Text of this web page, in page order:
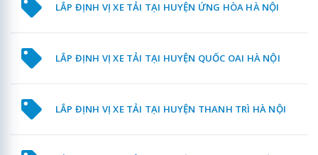
LẮP ĐỊNH VỊ XE TẢI TẠI HUYỆN ỨNG HÒA HÀ NỘI
LẮP ĐỊNH VỊ XE TẢI TẠI HUYỆN QUỐC OAI HÀ NỘI
LẮP ĐỊNH VỊ XE TẢI TẠI HUYỆN THANH TRÌ HÀ NỘI